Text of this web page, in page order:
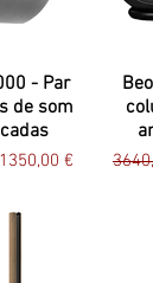
- Par
de som
Preço promocional
1350,00 €